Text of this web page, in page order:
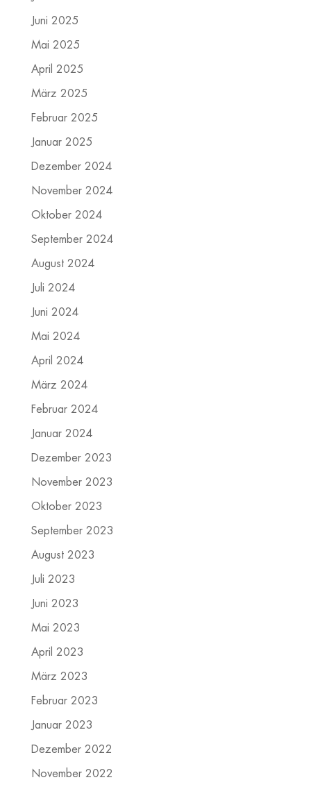
Juni 2025
Mai 2025
April 2025
März 2025
Februar 2025
Januar 2025
Dezember 2024
November 2024
Oktober 2024
September 2024
August 2024
Juli 2024
Juni 2024
Mai 2024
April 2024
März 2024
Februar 2024
Januar 2024
Dezember 2023
November 2023
Oktober 2023
September 2023
August 2023
Juli 2023
Juni 2023
Mai 2023
April 2023
März 2023
Februar 2023
Januar 2023
Dezember 2022
November 2022